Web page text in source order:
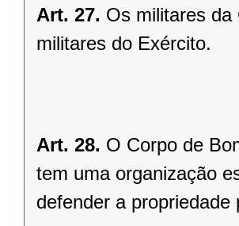
Art. 27. Os militares da
militares do Exército.
Art. 28. O Corpo de
tem uma organização
defender a